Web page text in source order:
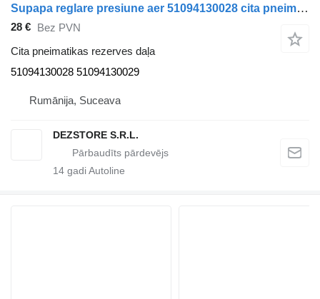
Supapa reglare presiune aer 51094130028 cita pneimatikas rezerves daļa paredzēts MAN TGX vilcēja
28 €
Bez PVN
Cita pneimatikas rezerves daļa
51094130028 51094130029
Rumānija, Suceava
DEZSTORE S.R.L.
14 gadi Autoline